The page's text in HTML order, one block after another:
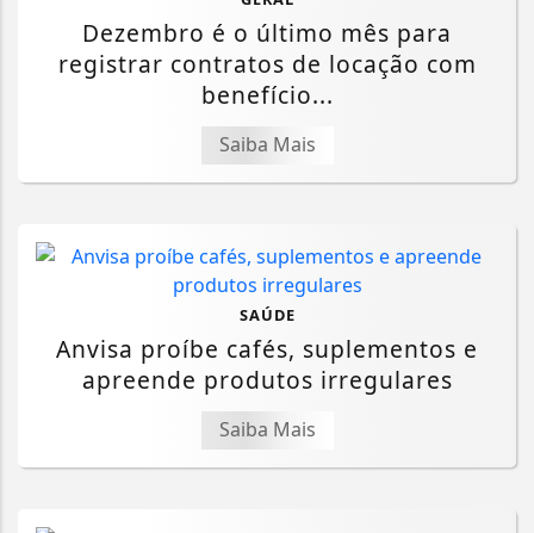
Dezembro é o último mês para
registrar contratos de locação com
benefício...
Saiba Mais
SAÚDE
Anvisa proíbe cafés, suplementos e
apreende produtos irregulares
Saiba Mais